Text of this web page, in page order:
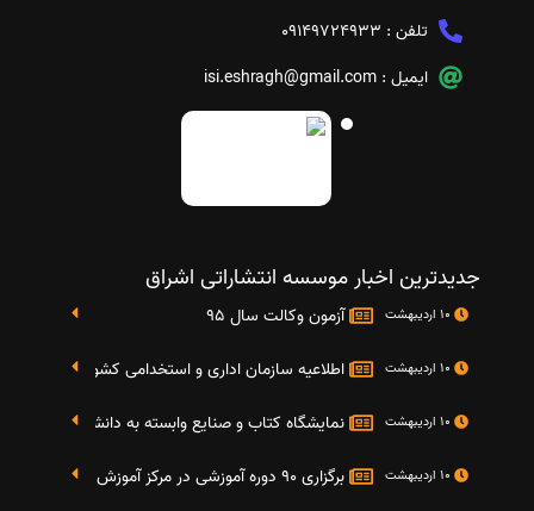
تلفن : 09149724933
ایمیل : isi.eshragh@gmail.com
جدیدترین اخبار موسسه انتشاراتی اشراق
آزمون وکالت سال 95
اطلاعیه سازمان اداری و استخدامی کشور در خصوص
نمایشگاه کتاب و صنایع وابسته به دانشگاه صنعتی شریف 4 الی 8 مهر
برگزاری 90 دوره آموزشی در مرکز آموزش فرهنگی دانشگاه علامه